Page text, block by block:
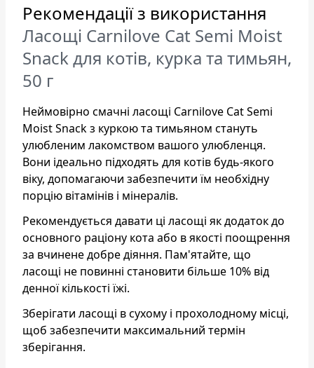
Рекомендації з використання
Ласощі Carnilove Cat Semi Moist
Snack для котів, курка та тимьян,
50 г
Неймовірно смачні ласощі Carnilove Cat Semi
Moist Snack з куркою та тимьяном стануть
улюбленим лакомством вашого улюбленця.
Вони ідеально підходять для котів будь-якого
віку, допомагаючи забезпечити їм необхідну
порцію вітамінів і мінералів.
Рекомендується давати ці ласощі як додаток до
основного раціону кота або в якості поощрення
за вчинене добре діяння. Пам'ятайте, що
ласощі не повинні становити більше 10% від
денної кількості їжі.
Зберігати ласощі в сухому і прохолодному місці,
щоб забезпечити максимальний термін
зберігання.